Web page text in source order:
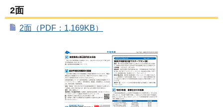
2面
2面（PDF：1,169KB）